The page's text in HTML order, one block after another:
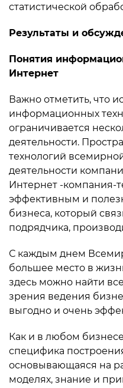
статистической
Результаты и
Понятия
Интернет
Важно отметить, что
информационных
ограничивается
деятельности.
технологий
деятельности
Интернет -компания-
эффективным и
бизнеса, который
подрядчика,
С каждым днем
большее место в
здесь можно найти
зрения ведения
выгодно и очень
Как и в любом
специфика
основывающаяся на
моделях, знание и